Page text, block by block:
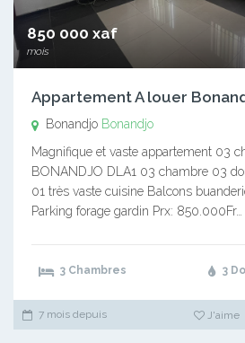
850 000 xaf
mois
Appartement A louer
Bonandjo Bonandjo
Magnifique et vaste appartement 03
BONANDJO DLA1 03 chambre 03
01 très vaste cuisine Balcons
Parking forage gardin Prx: 850.000Fr…
3 Chambres 3
7 mois depuis J'aime